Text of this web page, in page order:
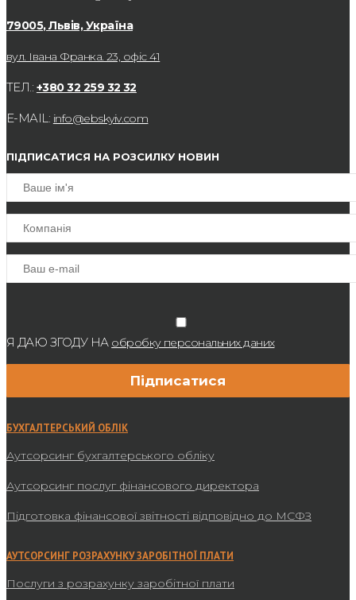
79005, Львів, Україна
вул. Івана Франка. 23, офіс 41
ТЕЛ.: +380 32 259 32 32
E-MAIL: info@ebskyiv.com
ПІДПИСАТИСЯ НА РОЗСИЛКУ НОВИН
Я ДАЮ ЗГОДУ НА обробку персональних даних
БУХГАЛТЕРСЬКИЙ ОБЛІК
Аутсорсинг бухгалтерського обліку
Аутсорсинг послуг фінансового директора
Підготовка фінансової звітності відповідно до МСФЗ
АУТСОРСИНГ РОЗРАХУНКУ ЗАРОБІТНОЇ ПЛАТИ
Послуги з розрахунку заробітної плати